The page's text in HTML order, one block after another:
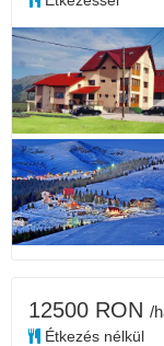
12500 RON /
Étkezés nélkül